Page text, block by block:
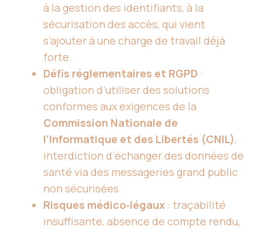
à la gestion des identifiants, à la
sécurisation des accès, qui vient
s’ajouter à une charge de travail déjà
forte.
Défis réglementaires et RGPD :
obligation d’utiliser des solutions
conformes aux exigences de la
Commission Nationale de
l’Informatique et des Libertés (CNIL),
interdiction d’échanger des données de
santé via des messageries grand public
non sécurisées.
Risques médico‑légaux : traçabilité
insuffisante, absence de compte rendu,